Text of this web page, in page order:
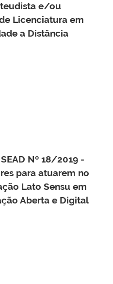
e/ou
Licenciatura em
a Distância
Nº 18/2019 -
para atuarem no
Lato Sensu em
Aberta e Digital